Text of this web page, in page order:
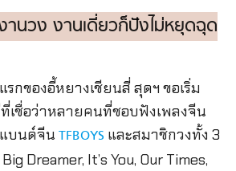
นวง งานเดี่ยวก็ปังไม่หยุดฉุด
กของอี้หยางเชียนสี่ สุดฯ ขอเริ่ม
เชื่อว่าหลายคนที่ชอบฟังเพลงจีน
บนด์จีน TFBOYS และสมาชิกวงทั้ง 3
Dreamer, It’s You, Our Times,